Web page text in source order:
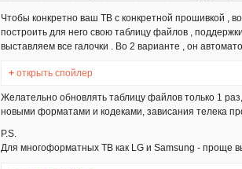
Чтобы конкретно ваш ТВ с конкретной прошивкой ,
построить для него свою таблицу файлов ,
выставляем все галочки . Во 2 варианте , он
+ открыть спойлер
Желательно обновлять таблицу файлов только 1
новыми форматами и кодеками, зависания телека
P.S.
Для многоформатных ТВ как LG и Samsung - проще